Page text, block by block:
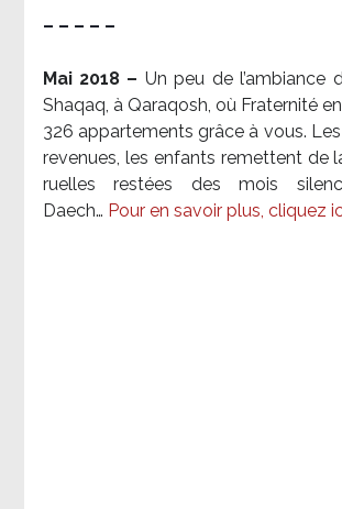
– – – – –
Mai 2018 – Un peu de l’ambiance
Shaqaq, à Qaraqosh, où Fraternité
326 appartements grâce à vous.
revenues, les enfants remettent de
ruelles restées des mois
Daech… Pour en savoir plus, cliquez